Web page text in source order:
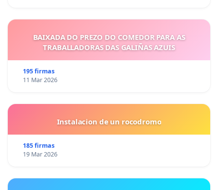
BAIXADA DO PREZO DO COMEDOR PARA AS
TRABALLADORAS DAS GALIÑAS AZUIS
195 firmas
11 Mar 2026
Instalacion de un rocodromo
185 firmas
19 Mar 2026